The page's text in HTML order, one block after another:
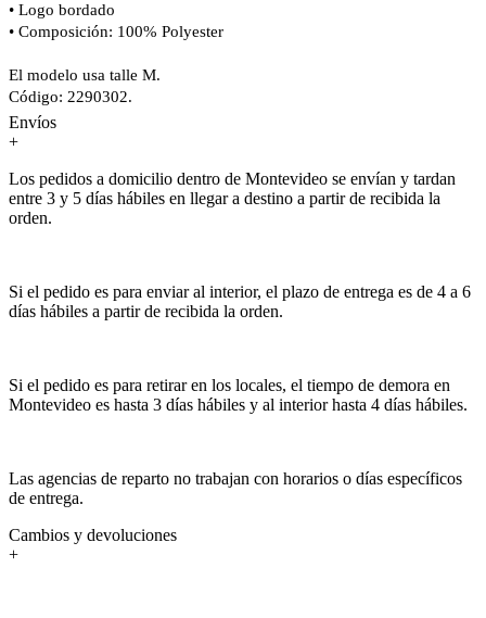
• Logo bordado
• Composición: 100% Polyester
El modelo usa talle M.
Código: 2290302.
Envíos
+
Los pedidos a domicilio dentro de Montevideo se envían y tardan
entre 3 y 5 días hábiles en llegar a destino a partir de recibida la
orden.
Si el pedido es para enviar al interior, el plazo de entrega es de 4 a 6
días hábiles a partir de recibida la orden.
Si el pedido es para retirar en los locales, el tiempo de demora en
Montevideo es hasta 3 días hábiles y al interior hasta 4 días hábiles.
Las agencias de reparto no trabajan con horarios o días específicos
de entrega.
Cambios y devoluciones
+